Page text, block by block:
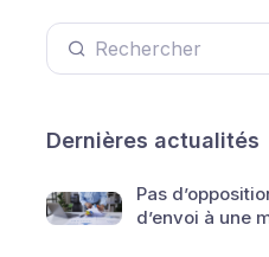
Dernières actualités
Pas
d’envoi à une